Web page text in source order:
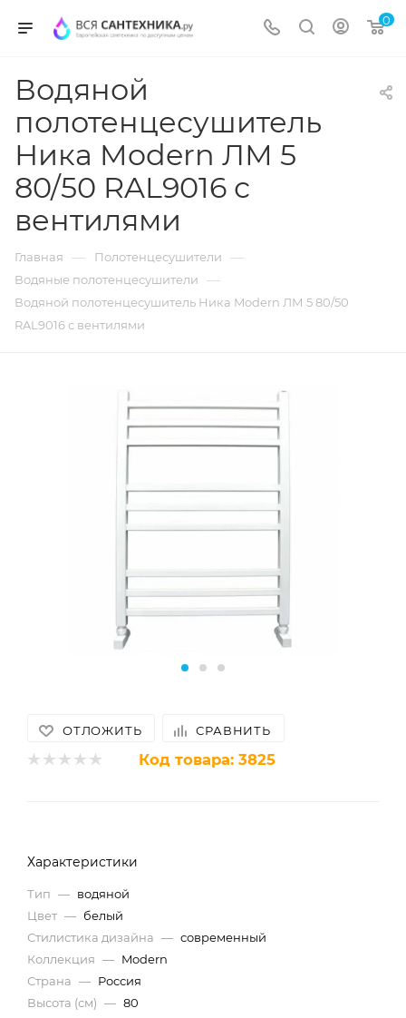
0
Водяной
полотенцесушитель
Ника Modern ЛМ 5
80/50 RAL9016 с
вентилями
Главная — Полотенцесушители —
Водяные полотенцесушители —
Водяной полотенцесушитель Ника Modern ЛМ 5 80/50
RAL9016 с вентилями
ОТЛОЖИТЬ СРАВНИТЬ
Код товара: 3825
Характеристики
Тип — водяной
Цвет — белый
Стилистика дизайна — современный
Коллекция — Modern
Страна — Россия
Высота (см) — 80